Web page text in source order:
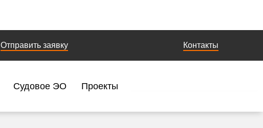
Отправить заявку Контакты
Судовое ЭО Проекты